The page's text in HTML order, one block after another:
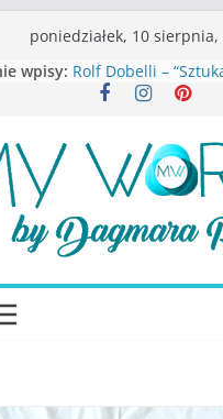
poniedziałek, 10 sierpnia,
wpisy: Rolf Dobelli –
myślenia”
Konstancina.
Katarzyna
straciliśmy siebie
Judith Joseph –
funkcjonująca
S.Wynn-Williams –
największego